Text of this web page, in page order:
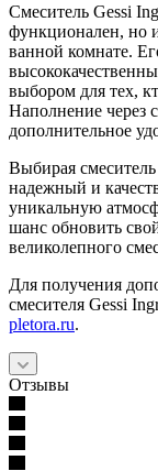
Смеситель Gessi
функционален, но
ванной комнате.
выбором для тех,
Наполнение через
дополнительное
Выбирая
надежный и
уникальную
шанс обновить
великолепного
Для получения
смесителя Gessi
pletora.ru.
Отзывы